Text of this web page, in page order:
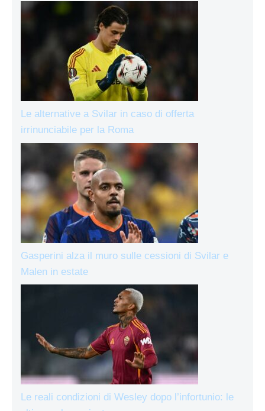
Le alternative a Svilar in caso di offerta
irrinunciabile per la Roma
Gasperini alza il muro sulle cessioni di Svilar e
Malen in estate
Le reali condizioni di Wesley dopo l’infortunio: le